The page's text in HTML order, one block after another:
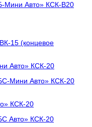
Мини Авто» КСК-В20
15 (концевое
Авто» КСК-20
Мини Авто» КСК-20
КСК-20
Авто» КСК-20